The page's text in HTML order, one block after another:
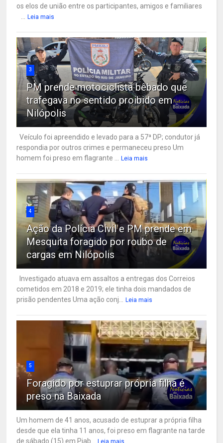
os elos de união entre os participantes, amigos e familiares
Leia mais
3
PM prende motociclista bêbado que
trafegava no sentido proibido em
Nilópolis
Veículo foi apreendido e levado para a 57ª DP; condutor já
respondia por outros crimes e permaneceu preso Um
homem foi preso em flagrante ...
Leia mais
4
Ação da Polícia Civil e PM prende em
Mesquita foragido por roubo de
cargas em Nilópolis
Investigado atuava em assaltos a entregas dos Correios
cometidos em 2018 e 2019; ele tinha dois mandados de
prisão pendentes Uma ação conj...
Leia mais
5
Foragido por estuprar própria filha é
preso na Baixada
Um homem de 41 anos, acusado de estuprar a própria filha
desde que ela tinha 11 anos, foi preso em flagrante na tarde
de sábado (15) em Piab...
Leia mais